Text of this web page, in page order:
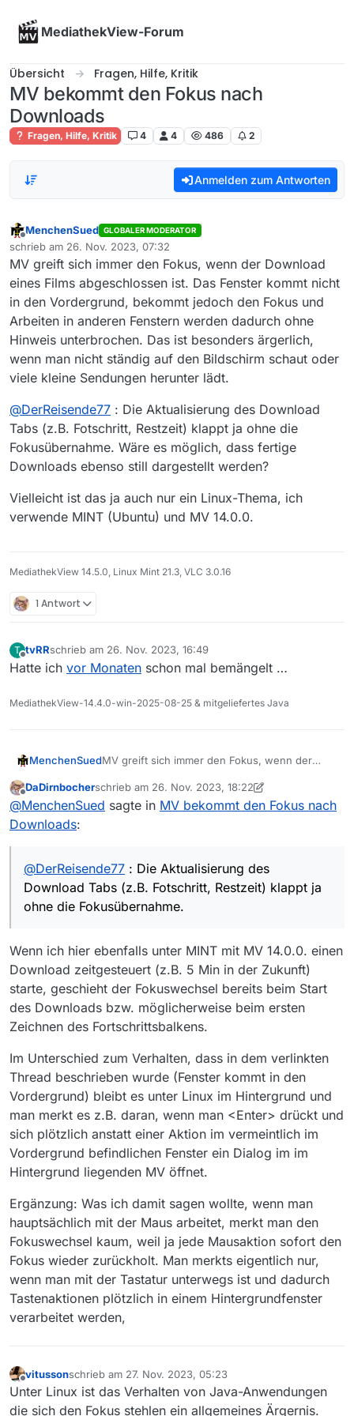
MediathekView-Forum
Übersicht Fragen, Hilfe, Kritik
MV bekommt den Fokus nach
Downloads
Fragen, Hilfe, Kritik 4 4 486 2
Anmelden zum Antworten
Offline
MenchenSued GLOBALER MODERATOR
schrieb am 26. Nov. 2023, 07:32
zuletzt editiert von
MV greift sich immer den Fokus, wenn der Download
eines Films abgeschlossen ist. Das Fenster kommt nicht
in den Vordergrund, bekommt jedoch den Fokus und
Arbeiten in anderen Fenstern werden dadurch ohne
Hinweis unterbrochen. Das ist besonders ärgerlich,
wenn man nicht ständig auf den Bildschirm schaut oder
viele kleine Sendungen herunter lädt.
@DerReisende77 : Die Aktualisierung des Download
Tabs (z.B. Fotschritt, Restzeit) klappt ja ohne die
Fokusübernahme. Wäre es möglich, dass fertige
Downloads ebenso still dargestellt werden?
Vielleicht ist das ja auch nur ein Linux-Thema, ich
verwende MINT (Ubuntu) und MV 14.0.0.
MediathekView 14.5.0, Linux Mint 21.3, VLC 3.0.16
1 Antwort
T
Offline
tvRRschrieb am 26. Nov. 2023, 16:49
zuletzt editiert von
Hatte ich vor Monaten schon mal bemängelt …
MediathekView-14.4.0-win-2025-08-25 & mitgeliefertes Java
MenchenSuedMV greift sich immer den Fokus, wenn der
Fenster kommt nicht in den Vordergrund,
bekommt jedoch den Fokus und Arbeiten in
Bildschirm schaut oder viele kleine Sendungen
herunter lädt.
@DerReisende77: Die Aktualisierung des
Download Tabs (z.B. Fotschritt, Restzeit) klappt
Offline
DaDirnbocherschrieb am 26. Nov. 2023, 18:22
zuletzt editiert von DaDirnbocher
@MenchenSued sagte in MV bekommt den Fokus nach
Downloads:
@DerReisende77 : Die Aktualisierung des
Download Tabs (z.B. Fotschritt, Restzeit) klappt ja
ohne die Fokusübernahme.
Wenn ich hier ebenfalls unter MINT mit MV 14.0.0. einen
Download zeitgesteuert (z.B. 5 Min in der Zukunft)
starte, geschieht der Fokuswechsel bereits beim Start
des Downloads bzw. möglicherweise beim ersten
Zeichnen des Fortschrittsbalkens.
Im Unterschied zum Verhalten, dass in dem verlinkten
Thread beschrieben wurde (Fenster kommt in den
Vordergrund) bleibt es unter Linux im Hintergrund und
man merkt es z.B. daran, wenn man <Enter> drückt und
sich plötzlich anstatt einer Aktion im vermeintlich im
Vordergrund befindlichen Fenster ein Dialog im im
Hintergrund liegenden MV öffnet.
Ergänzung: Was ich damit sagen wollte, wenn man
hauptsächlich mit der Maus arbeitet, merkt man den
Fokuswechsel kaum, weil ja jede Mausaktion sofort den
Fokus wieder zurückholt. Man merkts eigentlich nur,
wenn man mit der Tastatur unterwegs ist und dadurch
Tastenaktionen plötzlich in einem Hintergrundfenster
verarbeitet werden,
Offline
vitussonschrieb am 27. Nov. 2023, 05:23
zuletzt editiert von
Unter Linux ist das Verhalten von Java-Anwendungen
die sich den Fokus stehlen ein allgemeines Ärgernis.